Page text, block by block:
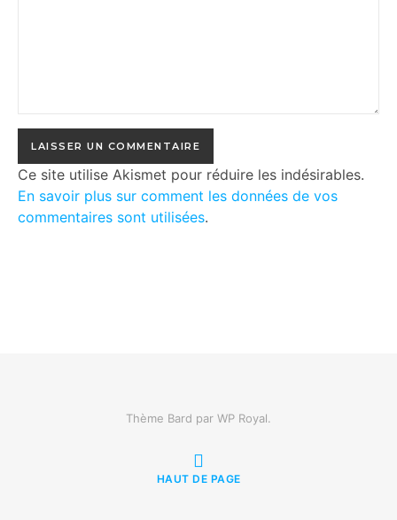
Ce site utilise Akismet pour réduire les indésirables.
En savoir plus sur comment les données de vos
commentaires sont utilisées.
Thème Bard par WP Royal.
HAUT DE PAGE